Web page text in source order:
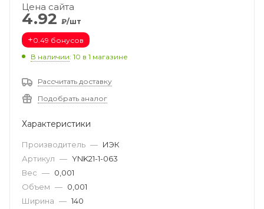
Цена сайта
4.92 ₽/шт
+0.49 бонусов
В наличии: 10 в 1 магазине
Рассчитать доставку
Подобрать аналог
Характеристики
Производитель — ИЭК
Артикул — YNK21-1-063
Вес — 0,001
Объем — 0,001
Ширина — 140